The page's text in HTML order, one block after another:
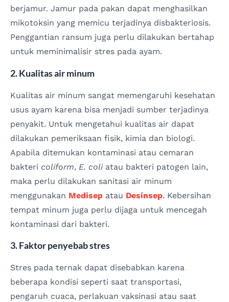
berjamur. Jamur pada pakan dapat menghasilkan
mikotoksin yang memicu terjadinya disbakteriosis.
Penggantian ransum juga perlu dilakukan bertahap
untuk meminimalisir stres pada ayam.
2. Kualitas air minum
Kualitas air minum sangat memengaruhi kesehatan
usus ayam karena bisa menjadi sumber terjadinya
penyakit. Untuk mengetahui kualitas air dapat
dilakukan pemeriksaan fisik, kimia dan biologi.
Apabila ditemukan kontaminasi atau cemaran
bakteri coliform, E. coliatau bakteri patogen lain,
maka perlu dilakukan sanitasi air minum
menggunakan Medisep atau Desinsep. Kebersihan
tempat minum juga perlu dijaga untuk mencegah
kontaminasi dari bakteri.
3. Faktor penyebab stres
Stres pada ternak dapat disebabkan karena
beberapa kondisi seperti saat transportasi,
pengaruh cuaca, perlakuan vaksinasi atau saat